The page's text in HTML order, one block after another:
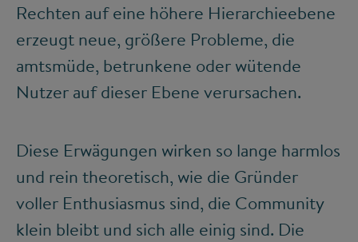
Rechten auf eine höhere Hierarchieebene
erzeugt neue, größere Probleme, die
amtsmüde, betrunkene oder wütende
Nutzer auf dieser Ebene verursachen.
Diese Erwägungen wirken so lange harmlos
und rein theoretisch, wie die Gründer
voller Enthusiasmus sind, die Community
klein bleibt und sich alle einig sind. Die